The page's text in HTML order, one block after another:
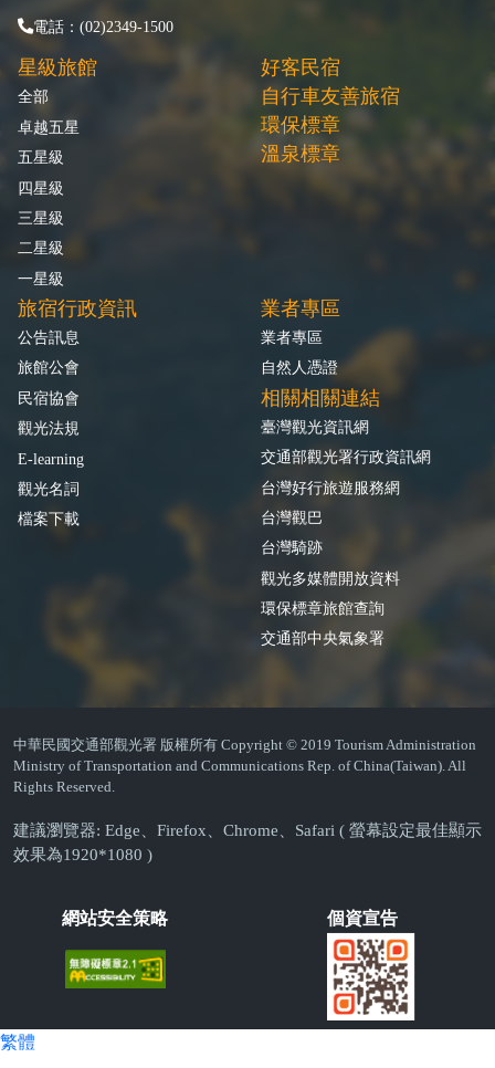
電話：(02)2349-1500
星級旅館
全部
卓越五星
五星級
四星級
三星級
二星級
一星級
好客民宿
自行車友善旅宿
環保標章
溫泉標章
旅宿行政資訊
公告訊息
旅館公會
民宿協會
觀光法規
E-learning
觀光名詞
檔案下載
業者專區
業者專區
自然人憑證
相關相關連結
臺灣觀光資訊網
交通部觀光署行政資訊網
台灣好行旅遊服務網
台灣觀巴
台灣騎跡
觀光多媒體開放資料
環保標章旅館查詢
交通部中央氣象署
中華民國交通部觀光署 版權所有 Copyright © 2019 Tourism Administration
Ministry of Transportation and Communications Rep. of China(Taiwan). All
Rights Reserved.
建議瀏覽器: Edge、Firefox、Chrome、Safari ( 螢幕設定最佳顯示
效果為1920*1080 )
網站安全策略 個資宣告
繁體